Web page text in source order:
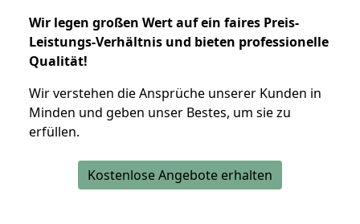
Wir legen großen Wert auf ein faires Preis-
Leistungs-Verhältnis und bieten professionelle
Qualität!
Wir verstehen die Ansprüche unserer Kunden in
Minden und geben unser Bestes, um sie zu
erfüllen.
Kostenlose Angebote erhalten